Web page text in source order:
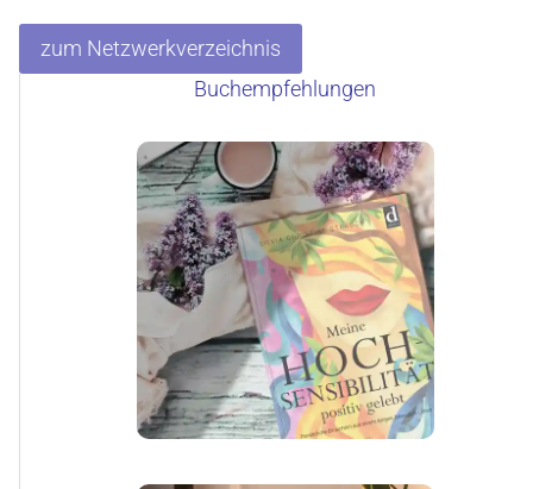
zum Netzwerkverzeichnis
Buchempfehlungen